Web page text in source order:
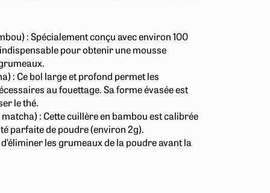
: Spécialement conçu avec environ 100
pour obtenir une mousse
: Ce bol large et profond permet les
au fouettage. Sa forme évasée est
le thé.
: Cette cuillère en bambou est calibrée
parfaite de poudre (environ 2g).
les grumeaux de la poudre avant la